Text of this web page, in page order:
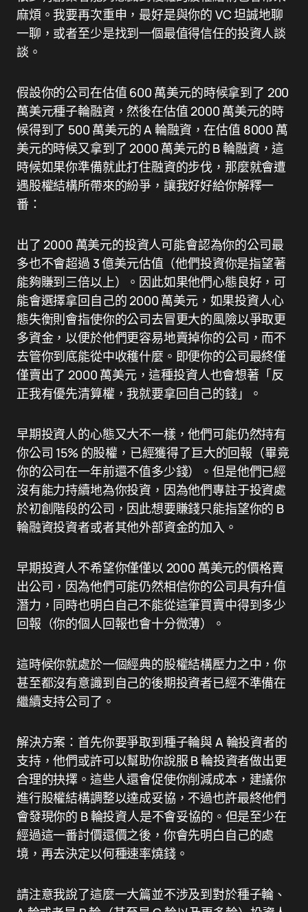
麻煩。我要再次重申，最好是與你的 VC 坦誠地聊
一聊，或者至少是找到一個最值得信任的投資人談
談。
假設你的公司在估值 600 萬美元的時候拿到了 200
萬美元種子輪融資，然後在估值 2000 萬美元的時
候得到了 500 萬美元的 A 輪融資，在估值 8000 萬
美元的時候又拿到了 2000 萬美元的 B 輪融資，這
時候如果你準備就此打住融資的步伐，那麼就會遭
遇股權結構所帶來的紛爭，讓我好好給你解釋一
番：
出了 2000 萬美元的投資人可能會認為你的公司最
多也不會超過 3 億美元估值（他們投資你是指望著
能夠賺到三倍以上）。因此如果他們心態良好，可
能會選擇拿回自己的 2000 萬美元，如果投資人心
態失衡則會指使你的公司去冒更大的風險以爭取更
多資金，以便於他們更容易地賣掉你的公司，而不
去管你到底能從中收穫什麼。即便你的公司最終僅
僅賣出了 2000 萬美元，這種投資人也會想著「反
正我有優先清算權，我就要拿回自己的錢」。
早期投資人的心態又大不一樣，他們可能仍然持有
你公司 15% 的股權，已經獲得了巨大的回報（畢竟
你的公司在一年前還不值多少錢）。但是他們已經
沒有能力持續地為你投資，因為他們專註于投資處
於初創階段的公司，因此想要賺錢只能指望你的 B
輪融資投資者或者其他外部資金的加入。
早期投資人不希望你僅僅以 2000 萬美元的價格賣
出公司，因為他們可能仍然相信你的公司具有升值
潛力，同時也明白自己不能從這筆買賣中得到多少
回報（你的個人回報也會十分微薄）。
這時候你就處於一個經典的股權結構壓力之中，你
甚至都沒有意識到自己的後期投資者已經不準備在
繼續支持公司了。
解決方案：首先你要爭取到種子輪與 A 輪投資者的
支持，他們或許可以幫助你說服 B 輪投資者做出更
合理的抉擇。這些人還會促使你削減成本，建議你
進行股權結構調整以達成妥協，不過也許最終他們
會發現你的 B 輪投資人是不會妥協的。但是至少在
經過這一番討價還價之後，你會先明白自己的處
境，再去決定以何種速率燒錢。
請注意我說了這麼一大篇並不涉及到對於種子輪、